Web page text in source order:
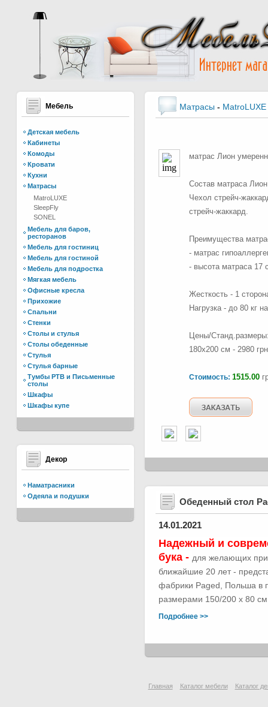
Мебель
Детская мебель
Кабинеты
Комоды
Кровати
Кухни
Матрасы
MatroLUXE
SleepFly
SONEL
Мебель для баров,
ресторанов
Мебель для гостиниц
Мебель для гостиной
Мебель для подростка
Мягкая мебель
Офисные кресла
Прихожие
Спальни
Стенки
Столы и стулья
Столы обеденные
Стулья
Стулья барные
Тумбы РТВ и Письменные
столы
Шкафы
Шкафы купе
Декор
Наматрасники
Одеяла и подушки
Матрасы - MatroLUXE
матрас Лион
Состав матраса
Чехол стрейч-
стрейч-жаккард.
Преимущества
- матрас
- высота матраса 17
Жесткость - 1
Нагрузка - до 80 кг
Цены/
180х200 см - 2980
Стоимость: 1515.00
Обеденный стол
14.01.2021
Надежный и
бука - для желающих
ближайшие 20 лет -
фабрики Paged, Польша в
размерами 150/200 х 80
Подробнее >>
Главная Каталог мебели Каталог